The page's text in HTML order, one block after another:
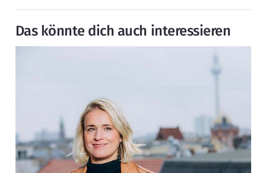
Das könnte dich auch interessieren